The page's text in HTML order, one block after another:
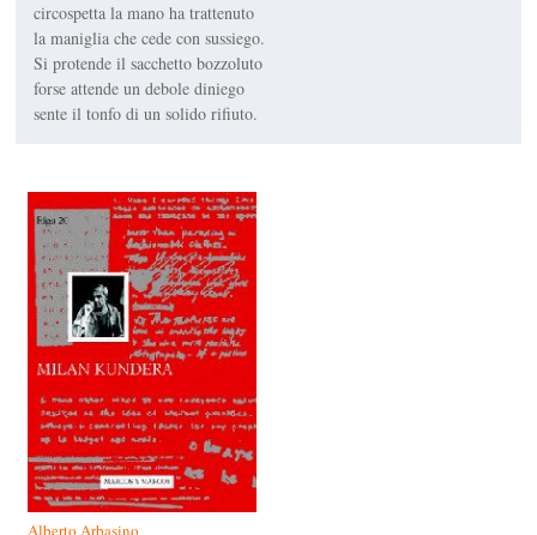
circospetta la mano ha trattenuto
la maniglia che cede con sussiego.
Si protende il sacchetto bozzoluto
forse attende un debole diniego
sente il tonfo di un solido rifiuto.
Alberto Arbasino